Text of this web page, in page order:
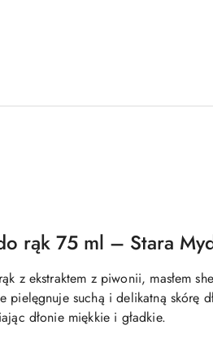
rąk 75 ml – Stara
z ekstraktem z piwonii, masłem
pielęgnuje suchą i delikatną skórę
dłonie miękkie i gładkie.